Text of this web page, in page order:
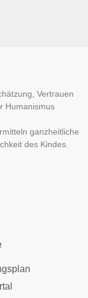
Vertrauen
Humanismus
ganzheitliche
des Kindes.